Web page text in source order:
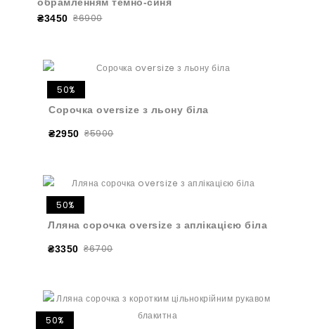
₴3450 ₴6900
50%
Сорочка oversize з льону біла
₴2950 ₴5900
50%
Лляна сорочка oversize з аплікацією біла
₴3350 ₴6700
50%